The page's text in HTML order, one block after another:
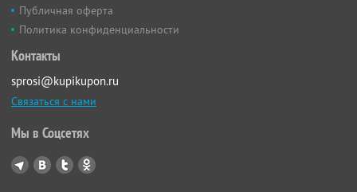
Публичная оферта
Политика конфиденциальности
Контакты
sprosi@kupikupon.ru
Связаться с нами
Мы в Соцсетях